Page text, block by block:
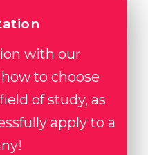
with our
to choose
of study, as
apply to a